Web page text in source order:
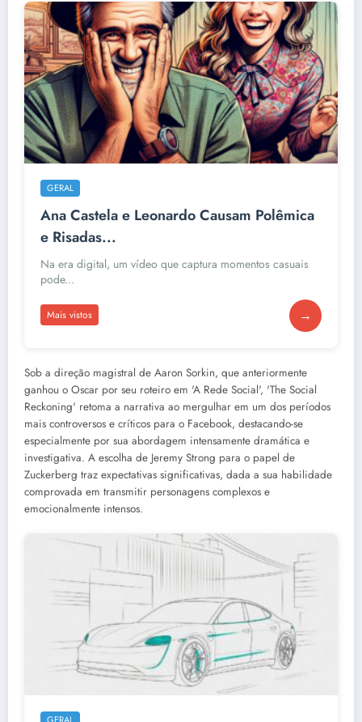
GERAL
Ana Castela e Leonardo Causam Polêmica
e Risadas...
Na era digital, um vídeo que captura momentos casuais
pode...
Mais vistos →
Sob a direção magistral de Aaron Sorkin, que anteriormente
ganhou o Oscar por seu roteiro em 'A Rede Social', 'The Social
Reckoning' retoma a narrativa ao mergulhar em um dos períodos
mais controversos e críticos para o Facebook, destacando-se
especialmente por sua abordagem intensamente dramática e
investigativa. A escolha de Jeremy Strong para o papel de
Zuckerberg traz expectativas significativas, dada a sua habilidade
comprovada em transmitir personagens complexos e
emocionalmente intensos.